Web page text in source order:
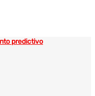
predictivo